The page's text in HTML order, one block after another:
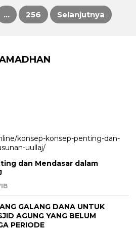
… 256 Selanjutnya
dan Mendasar dalam
GALANG DANA UNTUK
AGUNG YANG BELUM
PERIODE